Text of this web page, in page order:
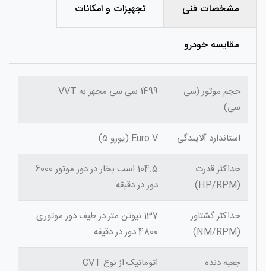
مشخصات فنی تجهیزات و امکانات
مقایسه خودرو
حجم موتور (سی
سی)
1499 سی سی مجهز به VVT
استاندارد آلایندگی Euro V (یورو 5)
حداکثر قدرت
(HP/RPM)
104.5 اسب بخار در دور موتور 6000
دور در دقیقه
حداکثر گشتاور
(NM/RPM)
137 نیوتن متر در طیف دور موتوری
4800 دور در دقیقه
جعبه دنده اتوماتیک از نوع CVT